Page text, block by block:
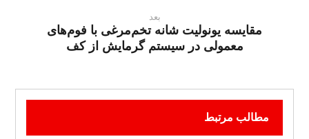
بعد
مقایسه یونولیت شانه تخم‌مرغی با فوم‌های
معمولی در سیستم گرمایش از کف
مطالب مرتبط